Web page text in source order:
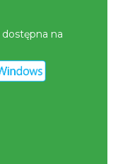
dostępna na